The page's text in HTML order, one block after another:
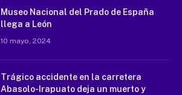
Museo Nacional del Prado de España
llega a León
10 mayo, 2024
Trágico accidente en la carretera
Abasolo-Irapuato deja un muerto y